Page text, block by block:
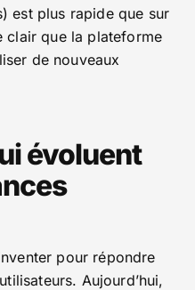
est plus rapide que sur
clair que la plateforme
de nouveaux
évoluent
pour répondre
Aujourd’hui,